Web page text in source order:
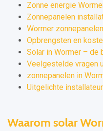
Zonne energie
Zonnepanelen
Wormer
Opbrengsten en
Solar in Wormer – de
Veelgestelde vragen
zonnepanelen in
Uitgelichte
Waarom solar